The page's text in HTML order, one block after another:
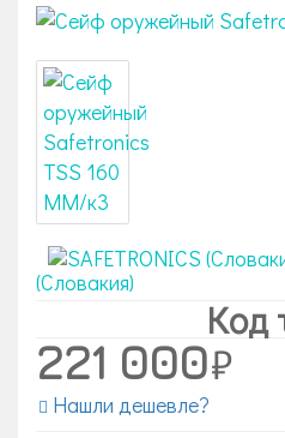
(Словакия)
Код
221 000
Нашли дешевле?